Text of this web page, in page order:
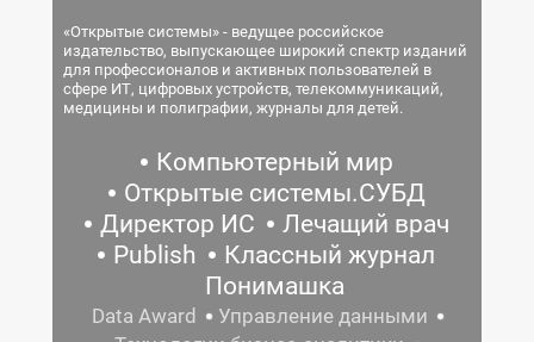
«Открытые системы» - ведущее российское
издательство, выпускающее широкий спектр изданий
для профессионалов и активных пользователей в
сфере ИТ, цифровых устройств, телекоммуникаций,
медицины и полиграфии, журналы для детей.
Компьютерный мир
Открытые системы.СУБД
Директор ИС
Лечащий врач
Publish
Классный журнал
Понимашка
Data Award
Управление данными